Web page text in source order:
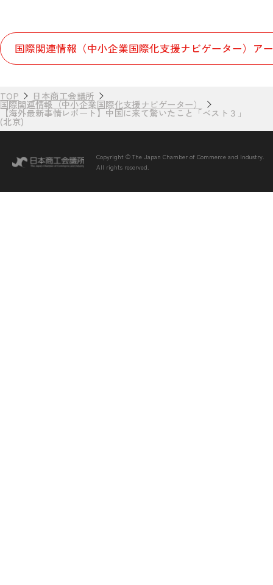
国際関連情報（中小企業国際化支援ナビゲーター）ア
TOP 日本商工会議所
国際関連情報（中小企業国際化支援ナビゲーター）
【海外最新事情レポート】中国に来て驚いたこと「ベスト３」
(北京)
Copyright © The Japan Chamber of Commerce and Industry.
All rights reserved.